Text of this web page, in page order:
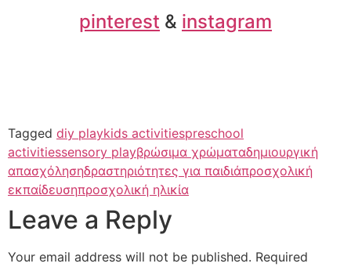
pinterest & instagram
Tagged diy playkids activitiespreschool
activitiessensory playβρώσιμα χρώματαδημιουργική
απασχόλησηδραστηριότητες για παιδιάπροσχολική
εκπαίδευσηπροσχολική ηλικία
Leave a Reply
Your email address will not be published. Required